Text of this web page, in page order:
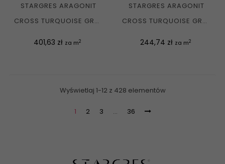
STARGRES ARAGONIT
CROSS TURQUOISE GRES
Cena
401,63 zł za m2
STARGRES ARAGONIT
CROSS TURQUOISE GRES
Cena
244,74 zł za m2
Wyświetlaj 1-12 z 428 elementów
1 2 3 … 36